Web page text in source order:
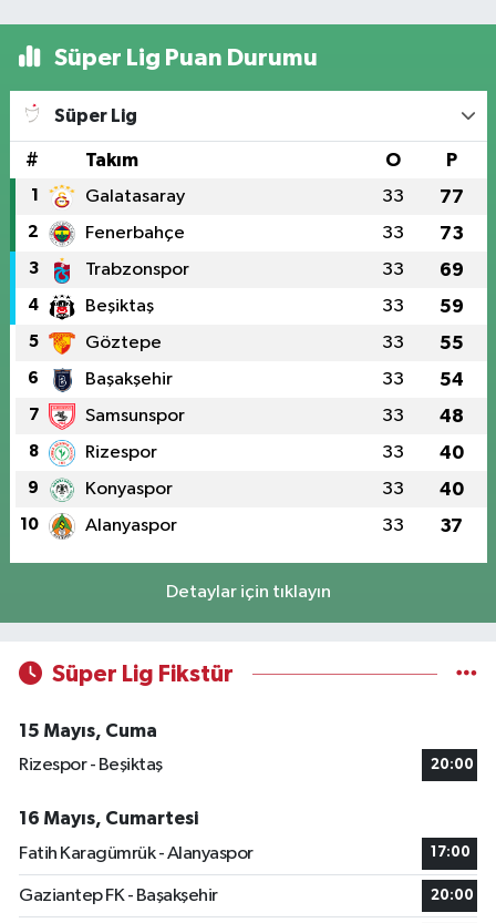
Süper Lig Puan Durumu
Süper Lig
# Takım O P
1 Galatasaray 33 77
2 Fenerbahçe 33 73
3 Trabzonspor 33 69
4 Beşiktaş 33 59
5 Göztepe 33 55
6 Başakşehir 33 54
7 Samsunspor 33 48
8 Rizespor 33 40
9 Konyaspor 33 40
10 Alanyaspor 33 37
Detaylar için tıklayın
Süper Lig Fikstür
15 Mayıs, Cuma
Rizespor - Beşiktaş
20:00
16 Mayıs, Cumartesi
Fatih Karagümrük - Alanyaspor
17:00
Gaziantep FK - Başakşehir 20:00